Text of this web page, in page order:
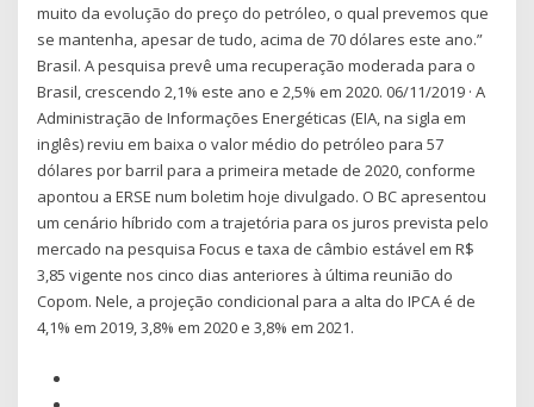
muito da evolução do preço do petróleo, o qual prevemos que
se mantenha, apesar de tudo, acima de 70 dólares este ano.”
Brasil. A pesquisa prevê uma recuperação moderada para o
Brasil, crescendo 2,1% este ano e 2,5% em 2020. 06/11/2019 · A
Administração de Informações Energéticas (EIA, na sigla em
inglês) reviu em baixa o valor médio do petróleo para 57
dólares por barril para a primeira metade de 2020, conforme
apontou a ERSE num boletim hoje divulgado. O BC apresentou
um cenário híbrido com a trajetória para os juros prevista pelo
mercado na pesquisa Focus e taxa de câmbio estável em R$
3,85 vigente nos cinco dias anteriores à última reunião do
Copom. Nele, a projeção condicional para a alta do IPCA é de
4,1% em 2019, 3,8% em 2020 e 3,8% em 2021.